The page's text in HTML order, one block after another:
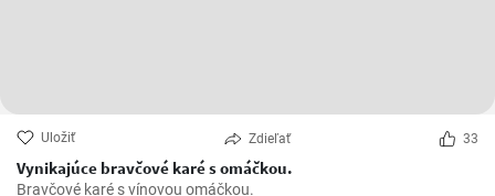
Uložiť Zdieľať 33
Vynikajúce bravčové karé s omáčkou.
Bravčové karé s vínovou omáčkou.